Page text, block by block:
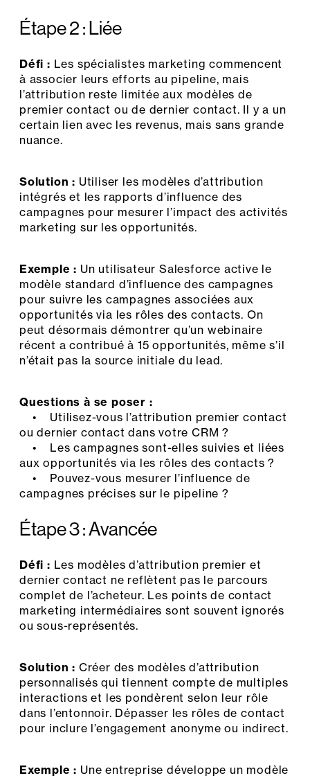
Étape 2 : Liée
Défi : Les spécialistes marketing commencent
à associer leurs efforts au pipeline, mais
l’attribution reste limitée aux modèles de
premier contact ou de dernier contact. Il y a un
certain lien avec les revenus, mais sans grande
nuance.
Solution : Utiliser les modèles d’attribution
intégrés et les rapports d’influence des
campagnes pour mesurer l’impact des activités
marketing sur les opportunités.
Exemple : Un utilisateur Salesforce active le
modèle standard d’influence des campagnes
pour suivre les campagnes associées aux
opportunités via les rôles des contacts. On
peut désormais démontrer qu’un webinaire
récent a contribué à 15 opportunités, même s’il
n’était pas la source initiale du lead.
Questions à se poser :
• Utilisez-vous l’attribution premier contact
ou dernier contact dans votre CRM ?
• Les campagnes sont-elles suivies et liées
aux opportunités via les rôles des contacts ?
• Pouvez-vous mesurer l’influence de
campagnes précises sur le pipeline ?
Étape 3 : Avancée
Défi : Les modèles d’attribution premier et
dernier contact ne reflètent pas le parcours
complet de l’acheteur. Les points de contact
marketing intermédiaires sont souvent ignorés
ou sous-représentés.
Solution : Créer des modèles d’attribution
personnalisés qui tiennent compte de multiples
interactions et les pondèrent selon leur rôle
dans l’entonnoir. Dépasser les rôles de contact
pour inclure l’engagement anonyme ou indirect.
Exemple : Une entreprise développe un modèle